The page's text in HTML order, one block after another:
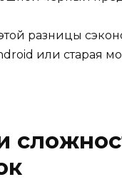
разницы
или старая